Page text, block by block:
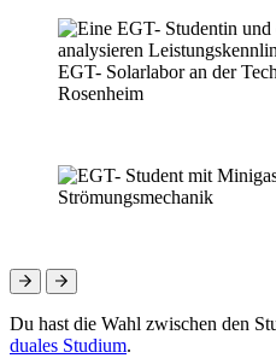
Du hast die Wahl zwischen den
duales Studium.